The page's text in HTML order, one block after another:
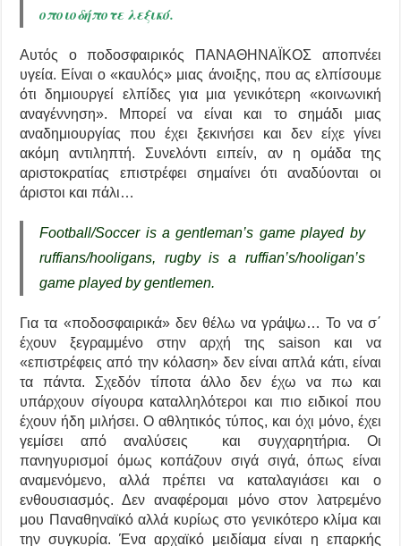
οποιοδήποτε λεξικό.
Αυτός ο ποδοσφαιρικός ΠΑΝΑΘΗΝΑΪΚΟΣ αποπνέει
υγεία. Είναι ο «καυλός» μιας άνοιξης, που ας ελπίσουμε
ότι δημιουργεί ελπίδες για μια γενικότερη «κοινωνική
αναγέννηση». Μπορεί να είναι και το σημάδι μιας
αναδημιουργίας που έχει ξεκινήσει και δεν είχε γίνει
ακόμη αντιληπτή. Συνελόντι ειπείν, αν η ομάδα της
αριστοκρατίας επιστρέφει σημαίνει ότι αναδύονται οι
άριστοι και πάλι…
Football/Soccer is a gentleman’s game played by
ruffians/hooligans, rugby is a ruffian’s/hooligan’s
game played by gentlemen.
Για τα «ποδοσφαιρικά» δεν θέλω να γράψω… Το να σ΄
έχουν ξεγραμμένο στην αρχή της saison και να
«επιστρέφεις από την κόλαση» δεν είναι απλά κάτι, είναι
τα πάντα. Σχεδόν τίποτα άλλο δεν έχω να πω και
υπάρχουν σίγουρα καταλληλότεροι και πιο ειδικοί που
έχουν ήδη μιλήσει. Ο αθλητικός τύπος, και όχι μόνο, έχει
γεμίσει από αναλύσεις και συγχαρητήρια. Οι
πανηγυρισμοί όμως κοπάζουν σιγά σιγά, όπως είναι
αναμενόμενο, αλλά πρέπει να καταλαγιάσει και ο
ενθουσιασμός. Δεν αναφέρομαι μόνο στον λατρεμένο
μου Παναθηναϊκό αλλά κυρίως στο γενικότερο κλίμα και
την συγκυρία. Ένα αρχαϊκό μειδίαμα είναι η επαρκής